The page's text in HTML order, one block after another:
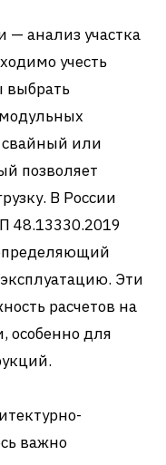
— анализ участка
учесть
выбрать
свайный или
позволяет
В России
48.13330.2019
Эти
расчетов на
особенно для
важно